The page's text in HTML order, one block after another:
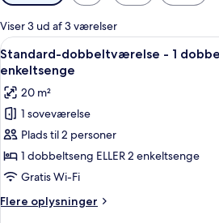
filtre
for
værelser
Viser 3 ud af 3 værelser
Indlæs
alle
billeder
af
Standard-
dobbeltværelse
-
1
dobbeltseng
eller
11
Standard-dobbeltværelse - 1
enkeltsenge
20 m²
1 soveværelse
Plads til 2 personer
1 dobbeltseng ELLER 2 enkeltsenge
Gratis Wi-Fi
Flere oplysninger
Flere